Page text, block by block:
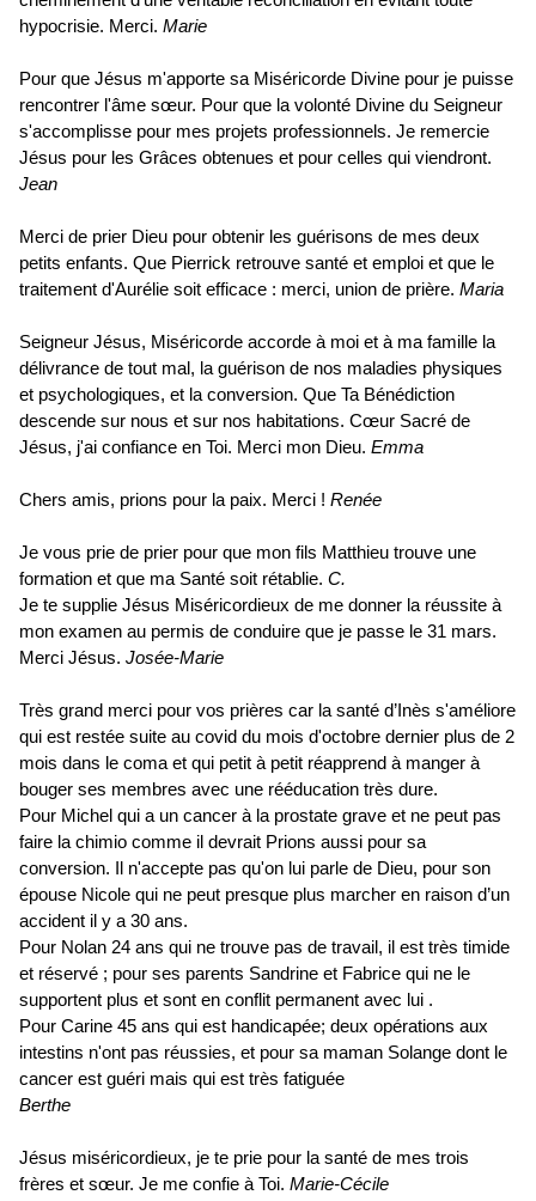
hypocrisie. Merci. Marie
Pour que Jésus m'apporte sa Miséricorde Divine pour je puisse
rencontrer l'âme sœur. Pour que la volonté Divine du Seigneur
s'accomplisse pour mes projets professionnels. Je remercie
Jésus pour les Grâces obtenues et pour celles qui viendront.
Jean
Merci de prier Dieu pour obtenir les guérisons de mes deux
petits enfants. Que Pierrick retrouve santé et emploi et que le
traitement d'Aurélie soit efficace : merci, union de prière. Maria
Seigneur Jésus, Miséricorde accorde à moi et à ma famille la
délivrance de tout mal, la guérison de nos maladies physiques
et psychologiques, et la conversion. Que Ta Bénédiction
descende sur nous et sur nos habitations. Cœur Sacré de
Jésus, j'ai confiance en Toi. Merci mon Dieu. Emma
Chers amis, prions pour la paix. Merci ! Renée
Je vous prie de prier pour que mon fils Matthieu trouve une
formation et que ma Santé soit rétablie. C.
Je te supplie Jésus Miséricordieux de me donner la réussite à
mon examen au permis de conduire que je passe le 31 mars.
Merci Jésus. Josée-Marie
Très grand merci pour vos prières car la santé d’Inès s'améliore
qui est restée suite au covid du mois d'octobre dernier plus de 2
mois dans le coma et qui petit à petit réapprend à manger à
bouger ses membres avec une rééducation très dure.
Pour Michel qui a un cancer à la prostate grave et ne peut pas
faire la chimio comme il devrait Prions aussi pour sa
conversion. Il n'accepte pas qu'on lui parle de Dieu, pour son
épouse Nicole qui ne peut presque plus marcher en raison d’un
accident il y a 30 ans.
Pour Nolan 24 ans qui ne trouve pas de travail, il est très timide
et réservé ; pour ses parents Sandrine et Fabrice qui ne le
supportent plus et sont en conflit permanent avec lui .
Pour Carine 45 ans qui est handicapée; deux opérations aux
intestins n'ont pas réussies, et pour sa maman Solange dont le
cancer est guéri mais qui est très fatiguée
Berthe
Jésus miséricordieux, je te prie pour la santé de mes trois
frères et sœur. Je me confie à Toi. Marie-Cécile